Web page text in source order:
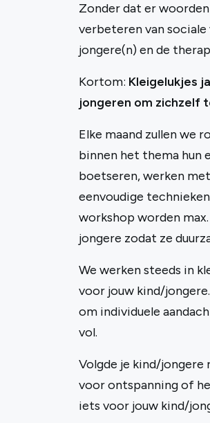
Zonder dat er
verbeteren van
jongere(n) en de
Kortom: Kleigelukjes
jongeren om zichzelf
Elke maand zullen we
binnen het thema hun
boetseren, werken
eenvoudige
workshop worden
jongere zodat ze
We werken steeds in
voor jouw kind/
om individuele
vol.
Volgde je kind/jongere
voor ontspanning of
iets voor jouw kind/